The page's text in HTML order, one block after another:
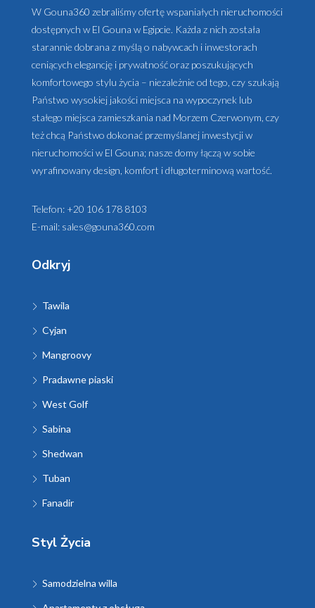
W Gouna360 zebraliśmy ofertę wspaniałych nieruchomości
dostępnych w El Gouna w Egipcie. Każda z nich została
starannie dobrana z myślą o nabywcach i inwestorach
ceniących elegancję i prywatność oraz poszukujących
komfortowego stylu życia – niezależnie od tego, czy szukają
Państwo wysokiej jakości miejsca na wypoczynek lub
stałego miejsca zamieszkania nad Morzem Czerwonym, czy
też chcą Państwo dokonać przemyślanej inwestycji w
nieruchomości w El Gouna; nasze domy łączą w sobie
wyrafinowany design, komfort i długoterminową wartość.
Telefon: +20 106 178 8103
E-mail: sales@gouna360.com
Odkryj
Tawila
Cyjan
Mangroovy
Pradawne piaski
West Golf
Sabina
Shedwan
Tuban
Fanadir
Styl Życia
Samodzielna willa